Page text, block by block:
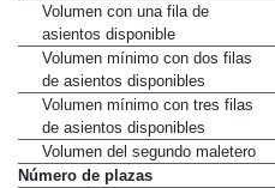
Volumen con una fila de
asientos disponible
Volumen mínimo con dos filas
de asientos disponibles
Volumen mínimo con tres filas
de asientos disponibles
Volumen del segundo maletero
Número de plazas